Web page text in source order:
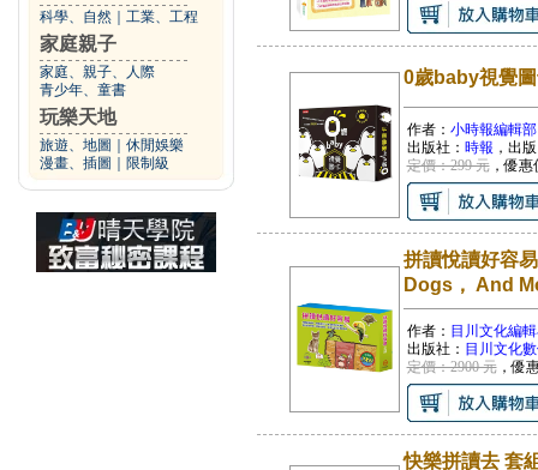
科學、自然 工業、工程
家庭親子
家庭、親子、人際
青少年、童書
玩樂天地
旅遊、地圖
休閒娛樂
漫畫、插圖
限制級
0歲baby視覺
作者： 小時報編輯部
出版社： 時報 ，出
定價：299 元，優惠
拼讀悅讀好容
Dogs， And
作者： 目川文化編
出版社： 目川文化
定價：2900 元，優
快樂拼讀去 套